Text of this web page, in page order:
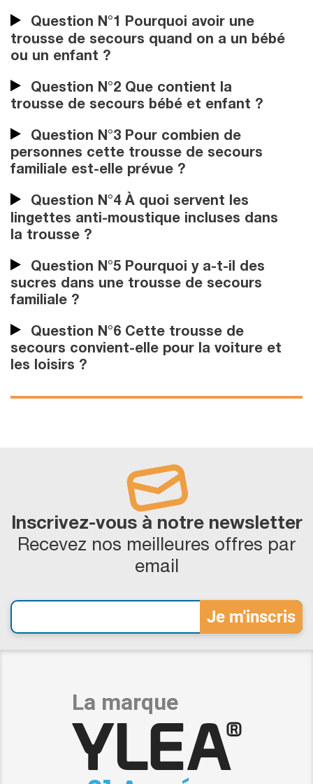
Question N°1 Pourquoi avoir une
trousse de secours quand on a un bébé
ou un enfant ?
Question N°2 Que contient la
trousse de secours bébé et enfant ?
Question N°3 Pour combien de
personnes cette trousse de secours
familiale est-elle prévue ?
Question N°4 À quoi servent les
lingettes anti-moustique incluses dans
la trousse ?
Question N°5 Pourquoi y a-t-il des
sucres dans une trousse de secours
familiale ?
Question N°6 Cette trousse de
secours convient-elle pour la voiture et
les loisirs ?
Inscrivez-vous à notre newsletter
Recevez nos meilleures offres par
email